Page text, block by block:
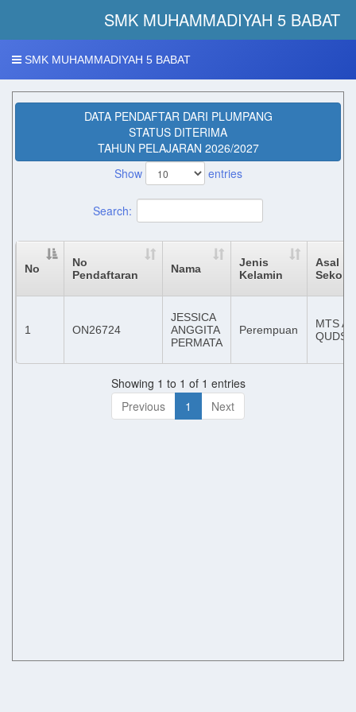
SMK MUHAMMADIYAH 5 BABAT
SMK MUHAMMADIYAH 5 BABAT
DATA PENDAFTAR DARI PLUMPANG
STATUS DITERIMA
TAHUN PELAJARAN 2026/2027
Show
entries
Search:
No
No
Pendaftaran
Nama
Jenis
Kelamin
Asal
1 ON26724
JESSICA
ANGGITA
PERMATA
Perempuan
MTS AL
Showing 1 to 1 of 1 entries
Previous
1 Next